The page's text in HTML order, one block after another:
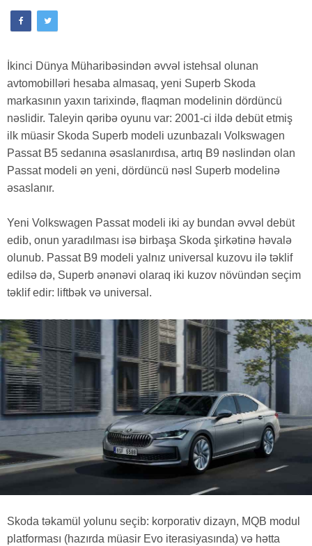
İkinci Dünya Müharibəsindən əvvəl istehsal olunan
avtomobilləri hesaba almasaq, yeni Superb Skoda
markasının yaxın tarixində, flaqman modelinin dördüncü
nəslidir. Taleyin qəribə oyunu var: 2001-ci ildə debüt etmiş
ilk müasir Skoda Superb modeli uzunbazalı Volkswagen
Passat B5 sedanına əsaslanırdısa, artıq B9 nəslindən olan
Passat modeli ən yeni, dördüncü nəsl Superb modelinə
əsaslanır.
Yeni Volkswagen Passat modeli iki ay bundan əvvəl debüt
edib, onun yaradılması isə birbaşa Skoda şirkətinə həvalə
olunub. Passat B9 modeli yalnız universal kuzovu ilə təklif
edilsə də, Superb ənənəvi olaraq iki kuzov növündən seçim
təklif edir: liftbək və universal.
Skoda təkamül yolunu seçib: korporativ dizayn, MQB modul
platforması (hazırda müasir Evo iterasiyasında) və hətta